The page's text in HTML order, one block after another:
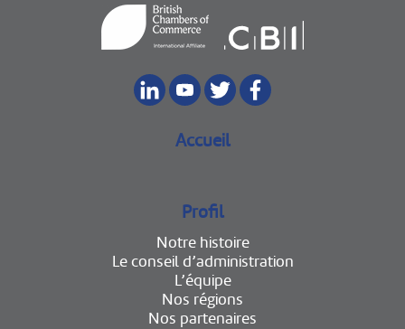
Accueil
Profil
Notre histoire
Le conseil d’administration
L’équipe
Nos régions
Nos partenaires